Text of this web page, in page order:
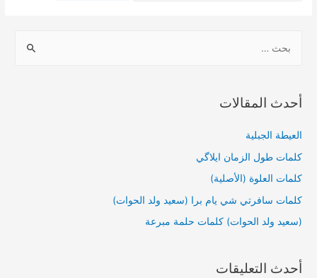
أحدث المقالات
العيطة الجبلية
كلمات طول الزمان ايلاگي
كلمات العلوة (الأصلية)
كلمات سافرتي شي يام برا (سعيد ولد الحوات)
(سعيد ولد الحوات) كلمات حلمة مبرعة
أحدث التعليقات